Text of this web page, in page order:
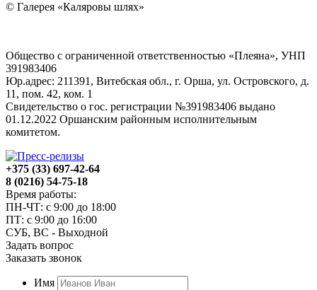
© Галерея «Каляровы шлях»
Общество с ограниченной ответственностью «Плеяна», УНП
391983406
Юр.адрес: 211391, Витебская обл., г. Орша, ул. Островского, д.
11, пом. 42, ком. 1
Свидетельство о гос. регистрации №391983406 выдано
01.12.2022 Оршанским районным исполнительным
комитетом.
+375 (33) 697-42-64
8 (0216) 54-75-18
Время работы:
ПН-ЧТ: с 9:00 до 18:00
ПТ: с 9:00 до 16:00
СУБ, ВС - Выходной
Задать вопрос
Заказать звонок
Имя